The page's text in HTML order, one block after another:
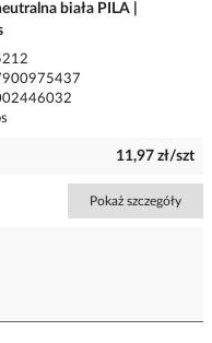
biała PILA |
11,97 zł/szt
Pokaż szczegóły